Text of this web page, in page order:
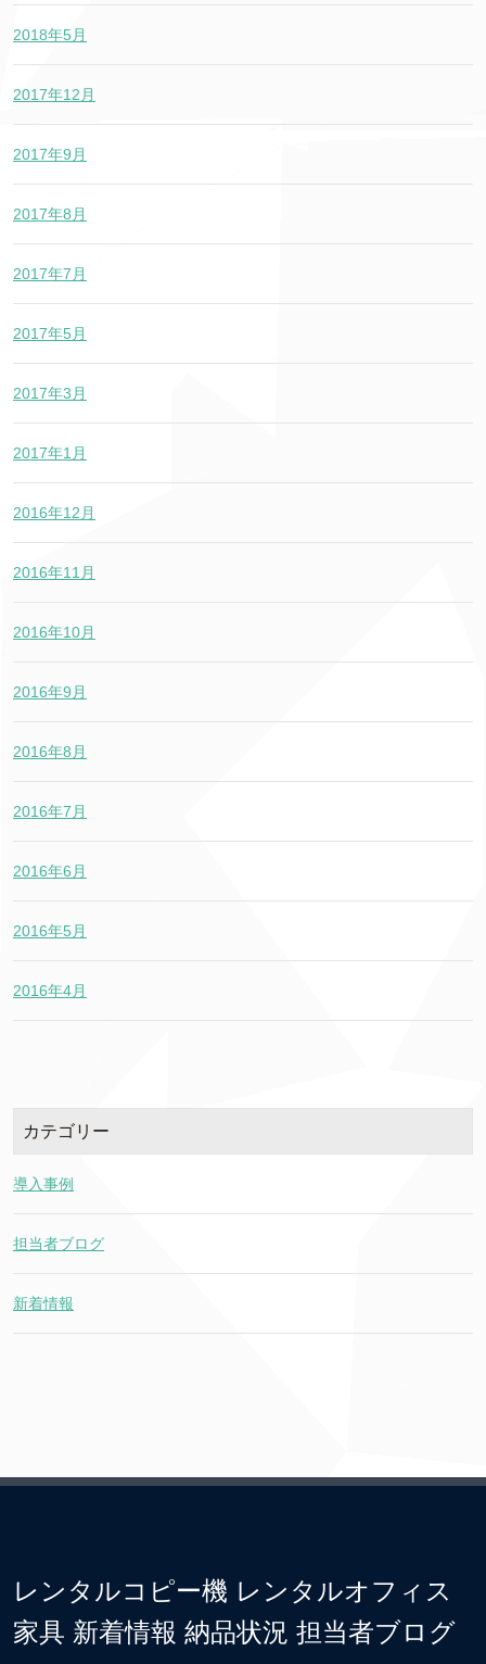
2018年5月
2017年12月
2017年9月
2017年8月
2017年7月
2017年5月
2017年3月
2017年1月
2016年12月
2016年11月
2016年10月
2016年9月
2016年8月
2016年7月
2016年6月
2016年5月
2016年4月
カテゴリー
導入事例
担当者ブログ
新着情報
レンタルコピー機 レンタルオフィス
家具 新着情報 納品状況 担当者ブログ